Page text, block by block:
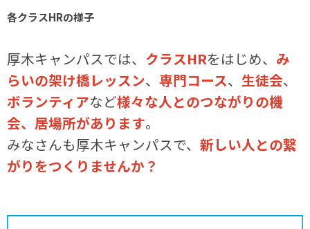
各クラスHRの様子
厚木キャンパスでは、 クラスHRをはじめ、 み
らいの架け橋レッスン、専門コース、生徒会、
ボランティアなど様々な人とのつながりの機
会、居場所があります。
みなさんも厚木キャンパスで、新しい人との繋
がりをつくりませんか？